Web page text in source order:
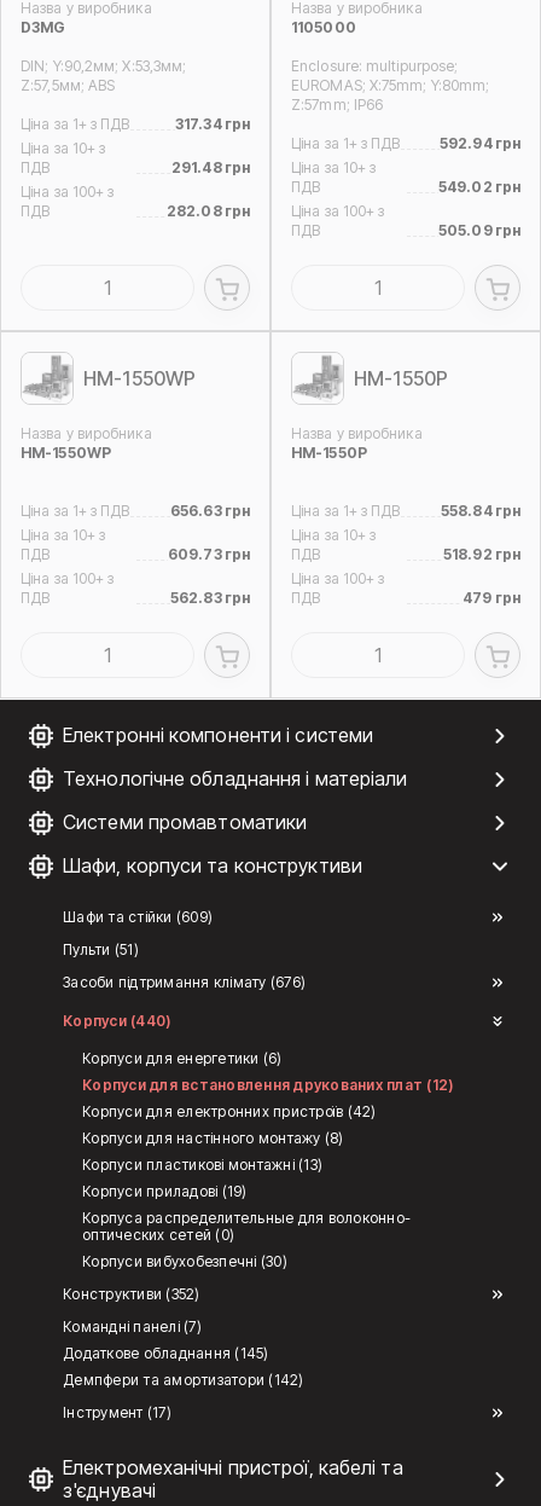
Електронні компоненти і системи
Технологічне обладнання і матеріали
Системи промавтоматики
Шафи, корпуси та конструктиви
Шафи та стійки (609)
Пульти (51)
Засоби підтримання клімату (676)
Корпуси (440)
Корпуси для енергетики (6)
Корпуси для встановлення друкованих плат (12)
Корпуси для електронних пристроїв (42)
Корпуси для настінного монтажу (8)
Корпуси пластикові монтажні (13)
Корпуси приладові (19)
Корпуса распределительные для волоконно-
оптических сетей (0)
Корпуси вибухобезпечні (30)
Конструктиви (352)
Командні панелі (7)
Додаткове обладнання (145)
Демпфери та амортизатори (142)
Інструмент (17)
Електромеханічні пристрої, кабелі та
з'єднувачі
Назва у виробника
D3MG
DIN; Y:90,2мм; Х:53,3мм;
Z:57,5мм; ABS
Ціна за 1+ з ПДВ
317.34 грн
Ціна за 10+ з
ПДВ
291.48 грн
Ціна за 100+ з
ПДВ
282.08 грн
Назва у виробника
1105000
Enclosure: multipurpose;
EUROMAS; X:75mm; Y:80mm;
Z:57mm; IP66
Ціна за 1+ з ПДВ
592.94 грн
Ціна за 10+ з
ПДВ
549.02 грн
Ціна за 100+ з
ПДВ
505.09 грн
HM-1550WP
Назва у виробника
HM-1550WP
Ціна за 1+ з ПДВ
656.63 грн
Ціна за 10+ з
ПДВ
609.73 грн
Ціна за 100+ з
ПДВ
562.83 грн
HM-1550P
Назва у виробника
HM-1550P
Ціна за 1+ з ПДВ
558.84 грн
Ціна за 10+ з
ПДВ
518.92 грн
Ціна за 100+ з
ПДВ
479 грн